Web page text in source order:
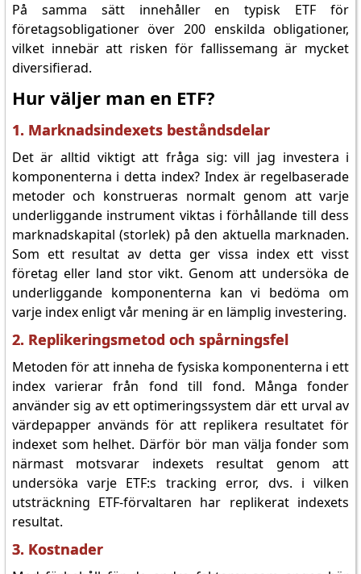
På samma sätt innehåller en typisk ETF för
företagsobligationer över 200 enskilda obligationer,
vilket innebär att risken för fallissemang är mycket
diversifierad.
Hur väljer man en ETF?
1. Marknadsindexets beståndsdelar
Det är alltid viktigt att fråga sig: vill jag investera i
komponenterna i detta index? Index är regelbaserade
metoder och konstrueras normalt genom att varje
underliggande instrument viktas i förhållande till dess
marknadskapital (storlek) på den aktuella marknaden.
Som ett resultat av detta ger vissa index ett visst
företag eller land stor vikt. Genom att undersöka de
underliggande komponenterna kan vi bedöma om
varje index enligt vår mening är en lämplig investering.
2. Replikeringsmetod och spårningsfel
Metoden för att inneha de fysiska komponenterna i ett
index varierar från fond till fond. Många fonder
använder sig av ett optimeringssystem där ett urval av
värdepapper används för att replikera resultatet för
indexet som helhet. Därför bör man välja fonder som
närmast motsvarar indexets resultat genom att
undersöka varje ETF:s tracking error, dvs. i vilken
utsträckning ETF-förvaltaren har replikerat indexets
resultat.
3. Kostnader